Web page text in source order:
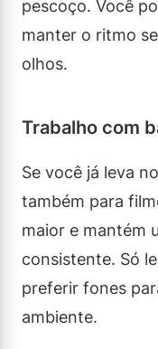
pescoço. Você
manter o ritmo
olhos.
Trabalho com
Se você já leva
também para
maior e mantém
consistente. Só
preferir fones
ambiente.